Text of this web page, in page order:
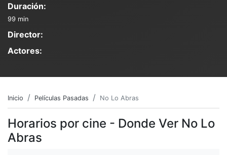
Duración:
99 min
Director:
Actores:
Inicio Películas Pasadas No Lo Abras
Horarios por cine - Donde Ver No Lo
Abras